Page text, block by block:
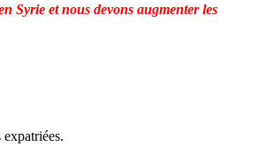
Syrie et nous devons augmenter les